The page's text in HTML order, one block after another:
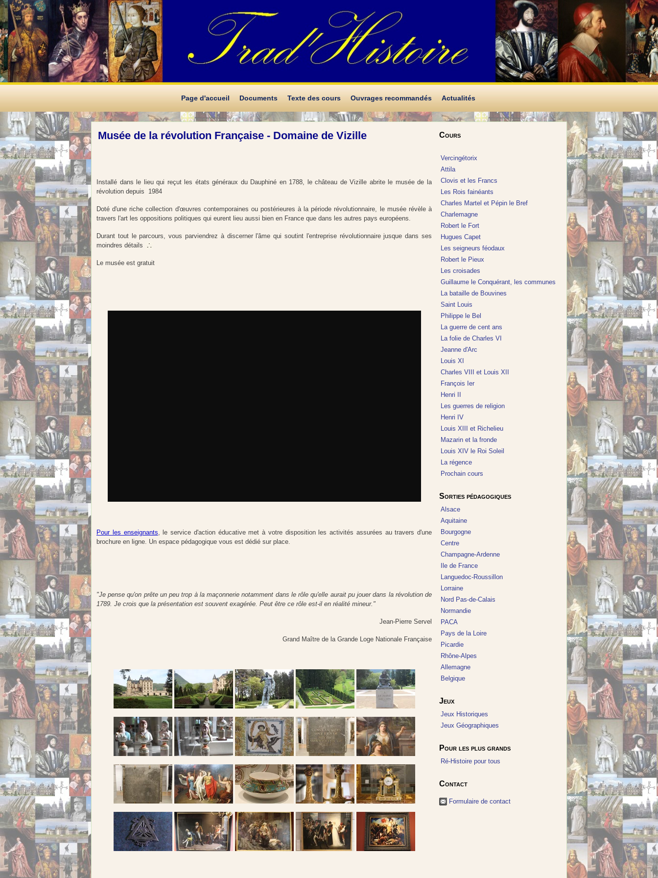
Page d'accueil Documents Texte des cours Ouvrages recommandés Actualités
Cours
Vercingétorix
Attila
Clovis et les Francs
Les Rois fainéants
Charles Martel et Pépin le Bref
Charlemagne
Robert le Fort
Hugues Capet
Les seigneurs féodaux
Robert le Pieux
Les croisades
Guillaume le Conquérant, les communes
La bataille de Bouvines
Saint Louis
Philippe le Bel
La guerre de cent ans
La folie de Charles VI
Jeanne d'Arc
Louis XI
Charles VIII et Louis XII
François Ier
Henri II
Les guerres de religion
Henri IV
Louis XIII et Richelieu
Mazarin et la fronde
Louis XIV le Roi Soleil
La régence
Prochain cours
Sorties pédagogiques
Alsace
Aquitaine
Bourgogne
Centre
Champagne-Ardenne
Ile de France
Languedoc-Roussillon
Lorraine
Nord Pas-de-Calais
Normandie
PACA
Pays de la Loire
Picardie
Rhône-Alpes
Allemagne
Belgique
Jeux
Jeux Historiques
Jeux Géographiques
Pour les plus grands
Ré-Histoire pour tous
Contact
Formulaire de contact
Musée de la révolution Française - Domaine de Vizille
Installé dans le lieu qui reçut les états généraux du Dauphiné en 1788, le château de Vizille abrite le musée de la
révolution depuis 1984
Doté d'une riche collection d'œuvres contemporaines ou postérieures à la période révolutionnaire, le musée révèle à
travers l'art les oppositions politiques qui eurent lieu aussi bien en France que dans les autres pays européens.
Durant tout le parcours, vous parviendrez à discerner l'âme qui soutint l'entreprise révolutionnaire jusque dans ses
moindres détails
Le musée est gratuit
Pour les enseignants, le service d'action éducative met à votre disposition les activités assurées au travers d'une
brochure en ligne. Un espace pédagogique vous est dédié sur place.
"Je pense qu'on prête un peu trop à la maçonnerie notamment dans le rôle qu'elle aurait pu jouer dans la révolution de
1789. Je crois que la présentation est souvent exagérée. Peut être ce rôle est-il en réalité mineur."
Jean-Pierre Servel
Grand Maître de la Grande Loge Nationale Française